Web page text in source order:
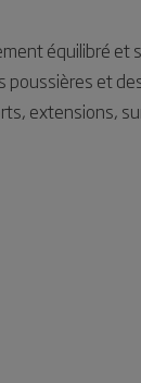
équilibré et
poussières et
extensions,